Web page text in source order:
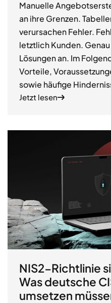
Manuelle
an ihre Grenzen.
verursachen Fehler.
letztlich Kunden.
Lösungen an. Im
Vorteile,
sowie häufige
Jetzt lesen
NIS2-Richtlinie
Was deutsche
umsetzen